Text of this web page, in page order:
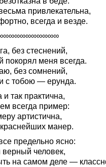
привлекательна,
всегда и везде.
без стеснений,
покорял меня всегда.
без сомнений,
с тобою — ерунда.
так практична,
всегда пример:
артистична,
манер.
предельно ясно:
верный человек,
на самом деле —